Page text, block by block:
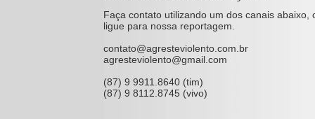
Faça contato utilizando um dos canais abaixo,
ligue para nossa reportagem.
contato@agresteviolento.com.br
agresteviolento@gmail.com
(87) 9 9911.8640 (tim)
(87) 9 8112.8745 (vivo)